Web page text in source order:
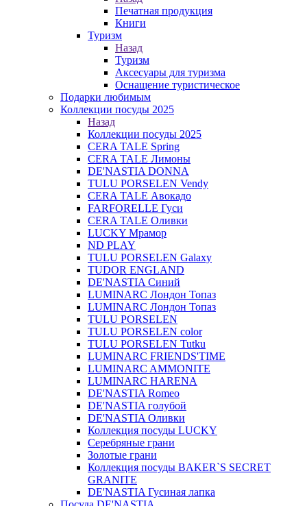
Печатная продукция
Книги
Туризм
Назад
Туризм
Аксесуары для туризма
Оснащение туристическое
Подарки любимым
Коллекции посуды 2025
Назад
Коллекции посуды 2025
CERA TALE Spring
CERA TALE Лимоны
DE'NASTIA DONNA
TULU PORSELEN Vendy
CERA TALE Авокадо
FARFORELLE Гуси
CERA TALE Оливки
LUCKY Мрамор
ND PLAY
TULU PORSELEN Galaxy
TUDOR ENGLAND
DE'NASTIA Синий
LUMINARC Лондон Топаз
LUMINARC Лондон Топаз
TULU PORSELEN
TULU PORSELEN color
TULU PORSELEN Tutku
LUMINARC FRIENDS'TIME
LUMINARC AMMONITE
LUMINARC HARENA
DE'NASTIA Romeo
DE'NASTIA голубой
DE'NASTIA Оливки
Коллекция посуды LUCKY
Серебряные грани
Золотые грани
Коллекция посуды BAKER`S SECRET
GRANITE
DE'NASTIA Гусиная лапка